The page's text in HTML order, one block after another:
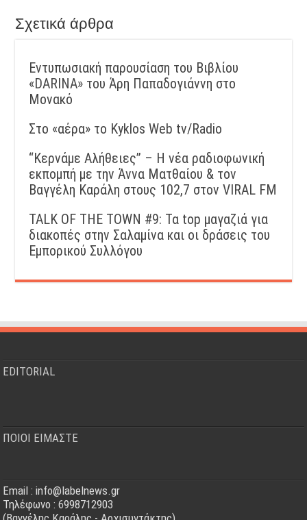
Σχετικά άρθρα
Εντυπωσιακή παρουσίαση του Βιβλίου
«DARINA» του Άρη Παπαδογιάννη στο
Μονακό
Στο «αέρα» το Kyklos Web tv/Radio
“Kερνάμε Αλήθειες” – Η νέα ραδιοφωνική
εκπομπή με την Άννα Ματθαίου & τον
Βαγγέλη Καράλη στους 102,7 στον VIRAL FM
TALK OF THE TOWN #9: Τα top μαγαζιά για
διακοπές στην Σαλαμίνα και οι δράσεις του
Εμπορικού Συλλόγου
EDITORIAL
ΠΟΙΟΙ ΕΙΜΑΣΤΕ
Email : info@labelnews.gr
Τηλέφωνο : 6998712903